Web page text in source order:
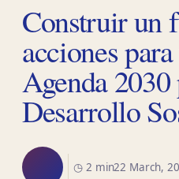
Construir un
acciones
Agenda 2030
Desarrollo
◷ 2 min22 March,